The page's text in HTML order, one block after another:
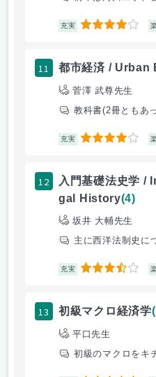
充実 4
11 都市経済 /
菅澤 武尊先生
教科書(2冊ともあ
充実 4
12
入門基礎法史学
gal History(4)
坂井 大輔先生
主に西洋法制史に
充実 3.5
13 初級マクロ経済学
平口先生
初級のマクロをキ